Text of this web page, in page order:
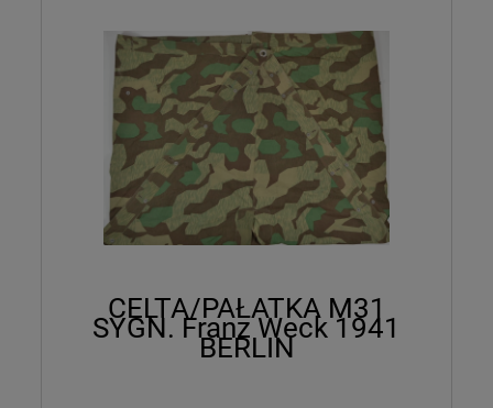
CELTA/PAŁATKA M31
SYGN. Franz Weck 1941
BERLIN